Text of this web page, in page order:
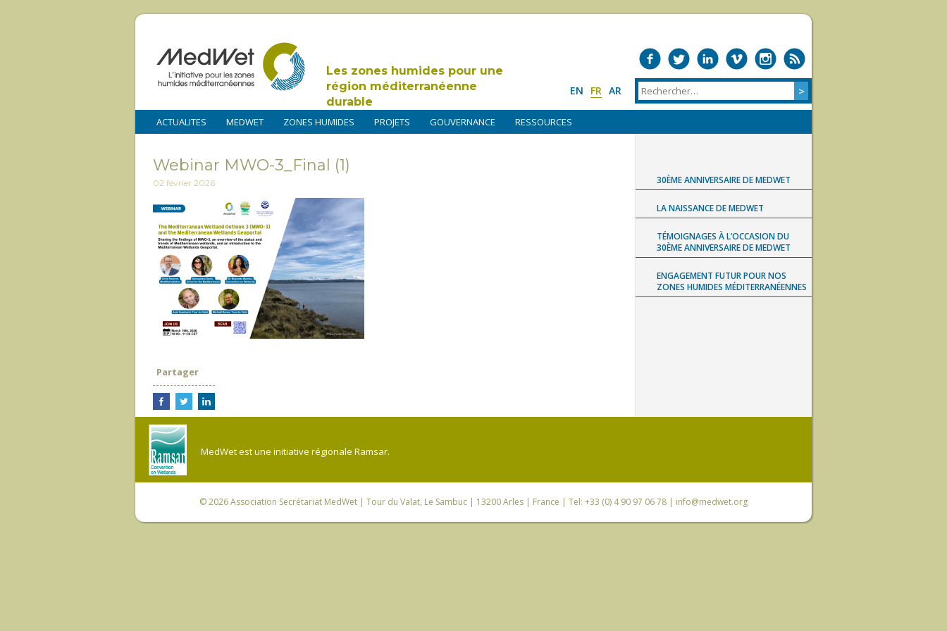
Les zones humides pour une
région méditerranéenne
durable
EN FR AR
ACTUALITES MEDWET ZONES HUMIDES PROJETS GOUVERNANCE RESSOURCES
Webinar MWO-3_Final (1)
02 février 2026
Partager
30ÈME ANNIVERSAIRE DE MEDWET
LA NAISSANCE DE MEDWET
TÉMOIGNAGES À L’OCCASION DU
30ÈME ANNIVERSAIRE DE MEDWET
ENGAGEMENT FUTUR POUR NOS
ZONES HUMIDES MÉDITERRANÉENNES
MedWet est une initiative régionale Ramsar.
© 2026Association Secrétariat MedWet | Tour du Valat, Le Sambuc | 13200 Arles | France | Tel: +33 (0) 4 90 97 06 78 | info@medwet.org